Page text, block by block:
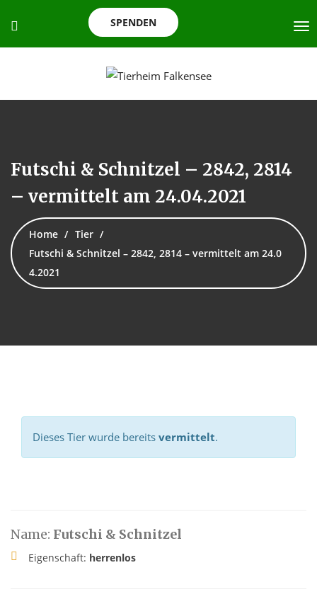
SPENDEN
Futschi & Schnitzel – 2842, 2814
– vermittelt am 24.04.2021
Home
Tier
Futschi & Schnitzel – 2842, 2814 – vermittelt am 24.0
4.2021
Dieses Tier wurde bereits vermittelt.
Name: Futschi & Schnitzel
Eigenschaft: herrenlos